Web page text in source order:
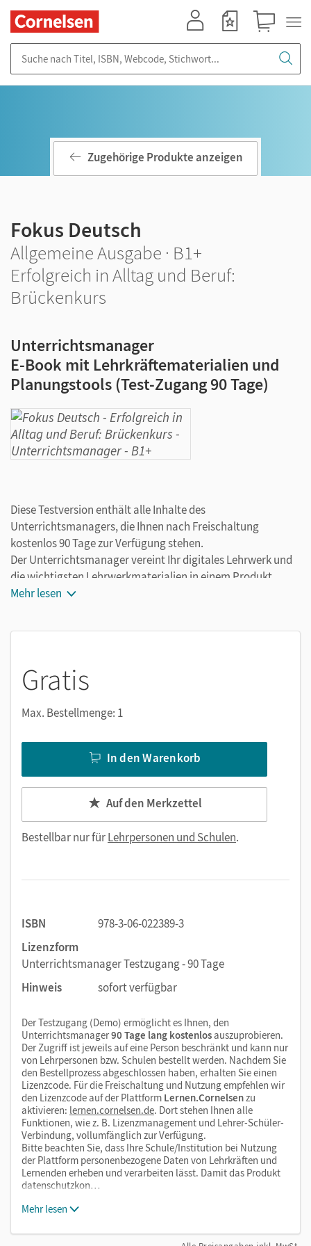
Zugehörige Produkte anzeigen
Fokus Deutsch
Allgemeine Ausgabe · B1+
Erfolgreich in Alltag und Beruf:
Brückenkurs
Unterrichtsmanager
E-Book mit Lehrkräftematerialien und
Planungstools (Test-Zugang 90 Tage)
Diese Testversion enthält alle Inhalte des
Unterrichtsmanagers, die Ihnen nach Freischaltung
kostenlos 90 Tage zur Verfügung stehen.
Der Unterrichtsmanager vereint Ihr digitales Lehrwerk und
die wichtigsten Lehrwerkmaterialien in einem Produkt.
Ergänzt um hilfreiche Planungstools, vereinfacht er Ihre
Mehr lesen
Gratis
Max. Bestellmenge: 1
In den Warenkorb
Auf den Merkzettel
Bestellbar nur fürLehrpersonen und Schulen.
ISBN
978-3-06-022389-3
Lizenzform
Unterrichtsmanager Testzugang - 90 Tage
Hinweis
sofort verfügbar
Der Testzugang (Demo) ermöglicht es Ihnen, den
Unterrichtsmanager90 Tage lang kostenlosauszuprobieren.
Der Zugriff ist jeweils auf eine Person beschränkt und kann nur
von Lehrpersonen bzw. Schulen bestellt werden. Nachdem Sie
den Bestellprozess abgeschlossen haben, erhalten Sie einen
Lizenzcode. Für die Freischaltung und Nutzung empfehlen wir
den Lizenzcode auf der Plattform Lernen.Cornelsenzu
aktivieren: lernen.cornelsen.de. Dort stehen Ihnen alle
Funktionen, wie z. B. Lizenzmanagement und Lehrer-Schüler-
Verbindung, vollumfänglich zur Verfügung.
Bitte beachten Sie, dass Ihre Schule/Institution bei Nutzung
der Plattform personenbezogene Daten von Lehrkräften und
Lernenden erheben und verarbeiten lässt. Damit das Produkt
datenschutzkon…
Mehr lesen